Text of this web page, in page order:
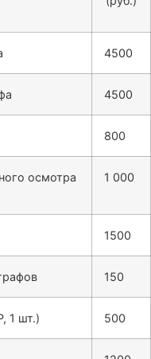
4500
4500
800
осмотра
1 000
1500
150
1 шт.) 500